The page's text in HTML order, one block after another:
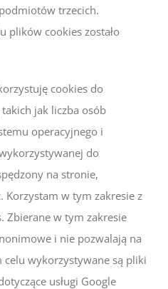
trzecich.
plików cookies zostało
cookies do
jak liczba osób
operacyjnego i
do
na stronie,
Korzystam w tym zakresie z
Zbierane w tym zakresie
i nie pozwalają na
wykorzystywane są pliki
usługi Google